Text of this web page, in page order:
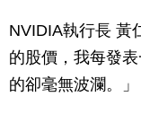
NVIDIA執行長 黃
的股價，我每發
的卻毫無波瀾。」